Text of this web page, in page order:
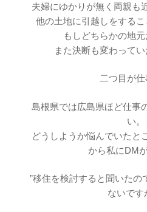
夫婦にゆかりが無く両親も
他の土地に引越しをするこ
もしどちらかの地
また決断も変わってい
二つ目が仕
島根県では広島県ほど仕事
い。
どうしようか悩んでいたと
から私にDM
”移住を検討すると聞いたの
ないです